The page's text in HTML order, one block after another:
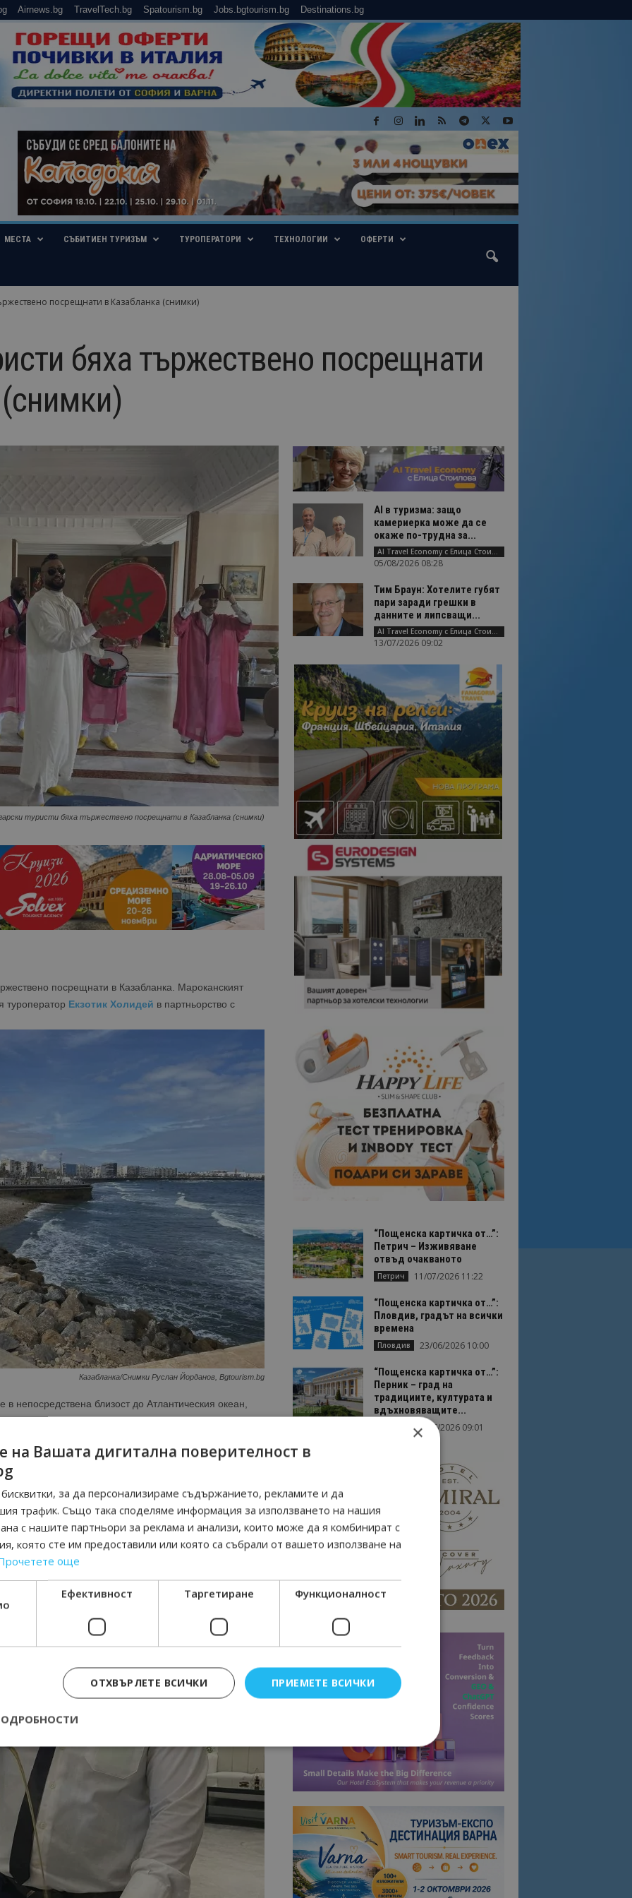
Airnews.bg TravelTech.bg Spatourism.bg Jobs.bgtourism.bg Destinations.bg
МЕСТА СЪБИТИЕН ТУРИЗЪМ ТУРОПЕРАТОРИ ТЕХНОЛОГИИ ОФЕРТИ
посрещнати в Казабланка (снимки)
бяха тържествено посрещнати
туристи бяха тържествено посрещнати в Казабланка (снимки)
посрещнати в Казабланка. Мароканският
туроператор Екзотик Холидей в партньорство с
Казабланка/Снимки Руслан Йорданов, Bgtourism.bg
непосредствена близост до Атлантическия океан,
към сънародниците ни като ги поздравиха при
AI в туризма: защо
камериерка може да се
окаже по-трудна за...
AI Travel Economy с Елица Стоилова
05/08/2026 08:28
Тим Браун: Хотелите губят
пари заради грешки в
данните и липсващи...
AI Travel Economy с Елица Стоилова
13/07/2026 09:02
“Пощенска картичка от…”:
Петрич – Изживяване
отвъд очакваното
Петрич 11/07/2026 11:22
“Пощенска картичка от…”:
Пловдив, градът на всички
времена
Пловдив 23/06/2026 10:00
“Пощенска картичка от…”:
Перник – град на
традициите, културата и
вдъхновяващите...
17/06/2026 09:01
×
на Вашата дигитална поверителност в
за да персонализираме съдържанието, рекламите и да
трафик. Също така споделяме информация за използването на нашия
с нашите партньори за реклама и анализи, които може да я комбинират с
която сте им предоставили или която са събрали от вашето използване на
още
Ефективност Таргетиране Функционалност
ПРИЕМЕТЕ ВСИЧКИ
ОТХВЪРЛЕТЕ ВСИЧКИ
Строго необходимо Ефективност Таргетиране Функционалност
бисквитки позволяват основната функционалност на уебсайта, като потребителско влизане и
Уебсайтът не може да се използва правилно без строго необходими бисквитки.
Доставчик
Домейн
Валиден
Описание
lisandraramos.com
bgtourism.bg
7 дни
Тази бисквитка се използва, за да запомните съгласието
на потребителя за използването на бисквитки на сайта.